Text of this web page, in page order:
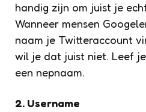
handig zijn om juist je
Wanneer mensen
naam je Twitteraccount
wil je dat juist niet. Leef
een nepnaam.
2. Username